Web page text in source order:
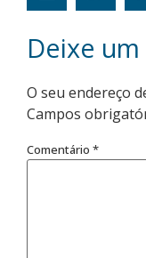
Deixe
O seu endereço
Campos
Comentário *